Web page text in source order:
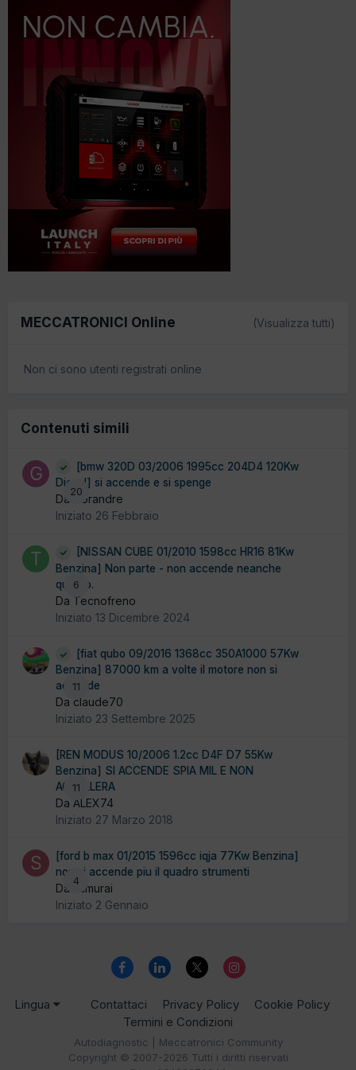
MECCATRONICI Online (Visualizza tutti)
Non ci sono utenti registrati online
Contenuti simili
20
[bmw 320D 03/2006 1995cc 204D4 120Kw
Diesel] si accende e si spenge
Da Gorandre
Iniziato 26 Febbraio
6
[NISSAN CUBE 01/2010 1598cc HR16 81Kw
Benzina] Non parte - non accende neanche
quadro.
Da Tecnofreno
Iniziato 13 Dicembre 2024
11
[fiat qubo 09/2016 1368cc 350A1000 57Kw
Benzina] 87000 km a volte il motore non si
accende
Da claude70
Iniziato 23 Settembre 2025
11
[REN MODUS 10/2006 1.2cc D4F D7 55Kw
Benzina] SI ACCENDE SPIA MIL E NON
ACCELLERA
Da ALEX74
Iniziato 27 Marzo 2018
4
[ford b max 01/2015 1596cc iqja 77Kw Benzina]
non si accende piu il quadro strumenti
Da samurai
Iniziato 2 Gennaio
Lingua Contattaci Privacy Policy
Cookie Policy
Termini e Condizioni
Autodiagnostic | Meccatronici Community
Copyright © 2007-2026 Tutti i diritti riservati